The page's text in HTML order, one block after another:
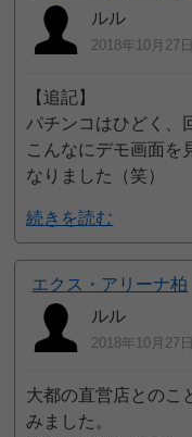
ルル
2018年10月27
【追記】
パチンコはひどく、
こんなにデモ画面を
なりました（笑）
続きを読む
エクス・アリーナ柏
ルル
2018年10月27
大都の直営店とのこ
みました。